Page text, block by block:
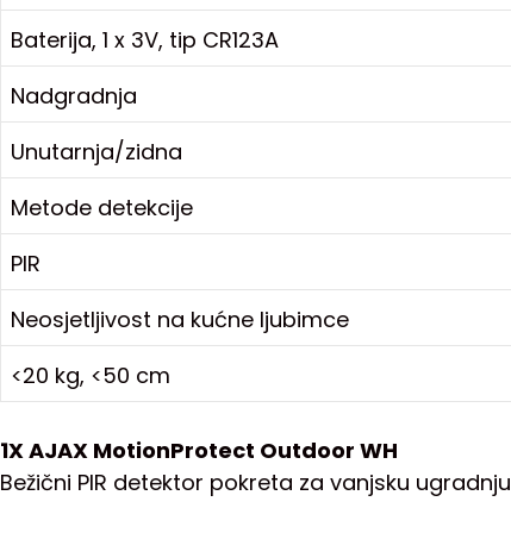
Baterija, 1 x 3V, tip CR123A
Nadgradnja
Unutarnja/zidna
Metode detekcije
PIR
Neosjetljivost na kućne ljubimce
<20 kg, <50 cm
1X AJAX MotionProtect Outdoor WH
Bežični PIR detektor pokreta za vanjsku ugradnju